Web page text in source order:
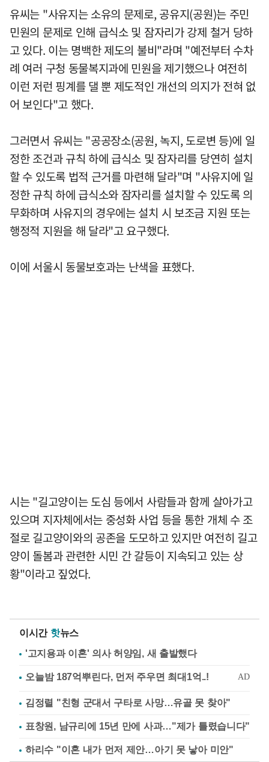
유씨는 "사유지는 소유의 문제로, 공유지(공원)는 주민
민원의 문제로 인해 급식소 및 잠자리가 강제 철거 당하
고 있다. 이는 명백한 제도의 불비"라며 "예전부터 수차
례 여러 구청 동물복지과에 민원을 제기했으나 여전히
이런 저런 핑계를 댈 뿐 제도적인 개선의 의지가 전혀 없
어 보인다"고 했다.
그러면서 유씨는 "공공장소(공원, 녹지, 도로변 등)에 일
정한 조건과 규칙 하에 급식소 및 잠자리를 당연히 설치
할 수 있도록 법적 근거를 마련해 달라"며 "사유지에 일
정한 규칙 하에 급식소와 잠자리를 설치할 수 있도록 의
무화하며 사유지의 경우에는 설치 시 보조금 지원 또는
행정적 지원을 해 달라"고 요구했다.
이에 서울시 동물보호과는 난색을 표했다.
시는 "길고양이는 도심 등에서 사람들과 함께 살아가고
있으며 지자체에서는 중성화 사업 등을 통한 개체 수 조
절로 길고양이와의 공존을 도모하고 있지만 여전히 길고
양이 돌봄과 관련한 시민 간 갈등이 지속되고 있는 상
황"이라고 짚었다.
이시간 핫뉴스
'고지용과 이혼' 의사 허양임, 새 출발했다
김정렬 "친형 군대서 구타로 사망…유골 못 찾아"
표창원, 남규리에 15년 만에 사과…"제가 틀렸습니다"
하리수 "이혼 내가 먼저 제안…아기 못 낳아 미안"